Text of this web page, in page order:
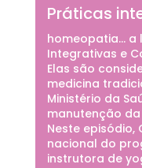
Práticas
homeopatia… a
Integrativas e
Elas são
medicina
Ministério da
manutenção
Neste episódio,
nacional do
instrutora de